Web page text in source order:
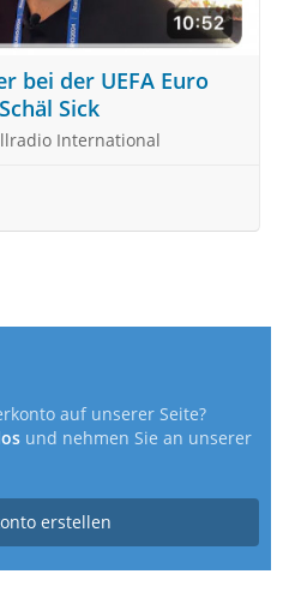
bei der UEFA Euro
Sick
International
auf unserer Seite?
und nehmen Sie an unserer
erstellen